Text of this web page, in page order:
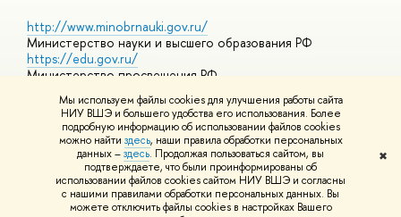
Мы используем файлы cookies для улучшения работы сайта
НИУ ВШЭ и большего удобства его использования. Более
подробную информацию об использовании файлов cookies
можно найти здесь, наши правила обработки персональных
данных –здесь. Продолжая пользоваться сайтом, вы
подтверждаете, что были проинформированы об
использовании файлов cookies сайтом НИУ ВШЭ и согласны
с нашими правилами обработки персональных данных. Вы
можете отключить файлы cookies в настройках Вашего
✖
http://www.minobrnauki.gov.ru/
Министерство науки и высшего образования РФ
https://edu.gov.ru/
Министерство просвещения РФ
Массовые открытые онлайн-курсы
© НИУ ВШЭ 1993–2026 Адреса и контактыУсловия
использования материалов Политика конфиденциальности
Шрифты HSE Sans и HSE Slab разработаны вШколе дизайна НИУ